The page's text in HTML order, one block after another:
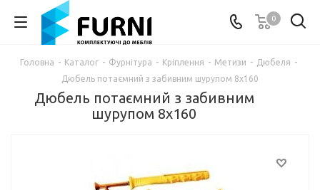
0
Головна - Каталог - Фурнітура - Кріплення - Метизи - Дюбеля -
Дюбель потаємний з забивним шурупом 8х160
Дюбель потаємний з забивним
шурупом 8х160